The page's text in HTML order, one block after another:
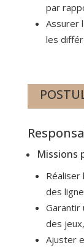
par
Assurer
les
Missions
des
Garantir
des
Ajuster